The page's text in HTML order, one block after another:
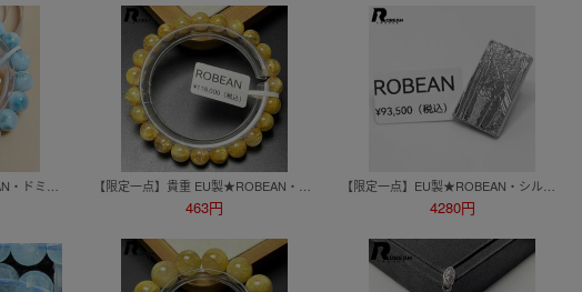
463円 4280円